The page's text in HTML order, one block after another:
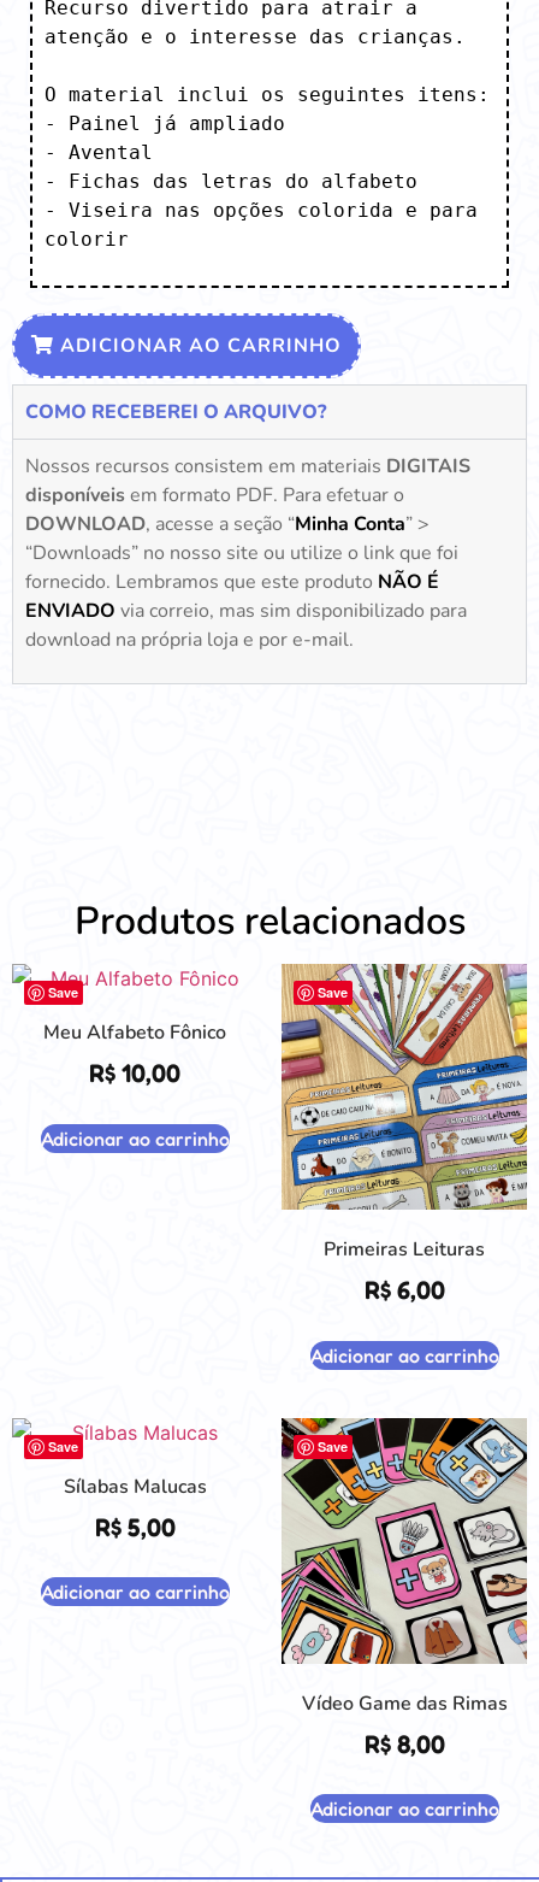
Recurso divertido para atrair a
atenção e o interesse das crianças.
O material inclui os seguintes itens:
- Painel já ampliado
- Avental
- Fichas das letras do alfabeto
- Viseira nas opções colorida e para
colorir
ADICIONAR AO CARRINHO
COMO RECEBEREI O ARQUIVO?
Nossos recursos consistem em materiais DIGITAIS
disponíveisem formato PDF. Para efetuar o
DOWNLOAD, acesse a seção “Minha Conta” >
“Downloads” no nosso site ou utilize o link que foi
fornecido. Lembramos que este produto NÃO É
ENVIADO via correio, mas sim disponibilizado para
download na própria loja e por e-mail.
Produtos relacionados
Save
Meu Alfabeto Fônico
R$ 10,00
Adicionar ao carrinho
Save
Primeiras Leituras
R$6,00
Adicionar ao carrinho
Save
Sílabas Malucas
R$5,00
Adicionar ao carrinho
Save
Vídeo Game das Rimas
R$8,00
Adicionar ao carrinho